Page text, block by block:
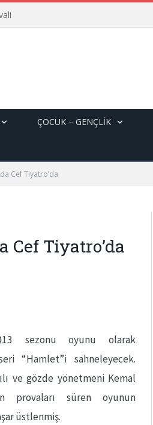
ÇOCUK – GENÇLIK
Cef Tiyatro’da
Cef Tiyatro’da
sezonu oyunu olarak
“Hamlet”i sahneleyecek.
ve gözde yönetmeni Kemal
provaları süren oyunun
üstlenmiş.